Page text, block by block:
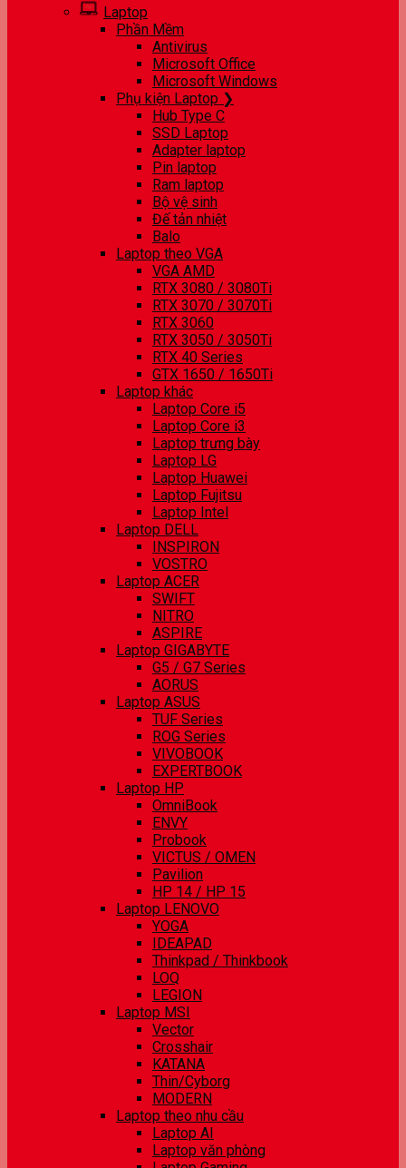
Laptop
Phần Mềm
Antivirus
Microsoft Office
Microsoft Windows
Phụ kiện Laptop ❯
Hub Type C
SSD Laptop
Adapter laptop
Pin laptop
Ram laptop
Bộ vệ sinh
Đế tản nhiệt
Balo
Laptop theo VGA
VGA AMD
RTX 3080 / 3080Ti
RTX 3070 / 3070Ti
RTX 3060
RTX 3050 / 3050Ti
RTX 40 Series
GTX 1650 / 1650Ti
Laptop khác
Laptop Core i5
Laptop Core i3
Laptop trưng bày
Laptop LG
Laptop Huawei
Laptop Fujitsu
Laptop Intel
Laptop DELL
INSPIRON
VOSTRO
Laptop ACER
SWIFT
NITRO
ASPIRE
Laptop GIGABYTE
G5 / G7 Series
AORUS
Laptop ASUS
TUF Series
ROG Series
VIVOBOOK
EXPERTBOOK
Laptop HP
OmniBook
ENVY
Probook
VICTUS / OMEN
Pavilion
HP 14 / HP 15
Laptop LENOVO
YOGA
IDEAPAD
Thinkpad / Thinkbook
LOQ
LEGION
Laptop MSI
Vector
Crosshair
KATANA
Thin/Cyborg
MODERN
Laptop theo nhu cầu
Laptop AI
Laptop văn phòng